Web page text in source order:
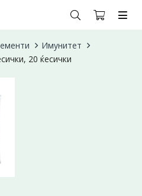
Имунитет
20 ќесички